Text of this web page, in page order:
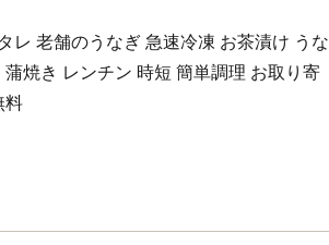
レ 老舗のうなぎ 急速冷凍 お茶漬け うな
焼き レンチン 時短 簡単調理 お取り寄
料